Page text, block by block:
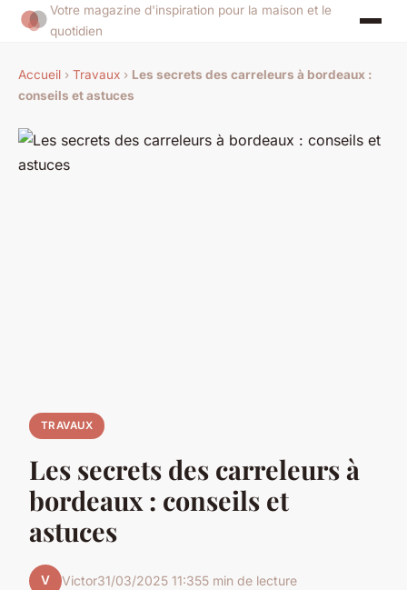
Votre magazine d'inspiration pour la maison et le
quotidien
Accueil › Travaux › Les secrets des carreleurs à bordeaux :
conseils et astuces
TRAVAUX
Les secrets des carreleurs à
bordeaux : conseils et
astuces
V Victor31/03/2025 11:355 min de lecture